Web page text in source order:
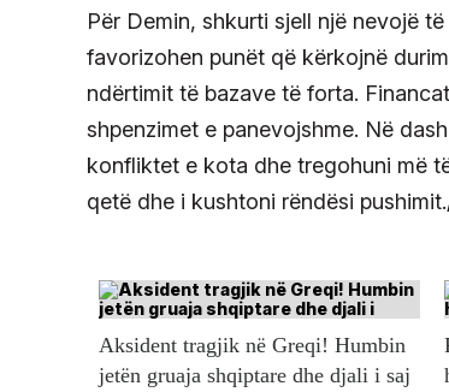
Për Demin, shkurti sjell një nevojë
favorizohen punët që kërkojnë
ndërtimit të bazave të forta.
shpenzimet e panevojshme. Në
konfliktet e kota dhe tregohuni më
qetë dhe i kushtoni rëndësi
Aksident tragjik në Greqi! Humbin
jetën gruaja shqiptare dhe djali i saj